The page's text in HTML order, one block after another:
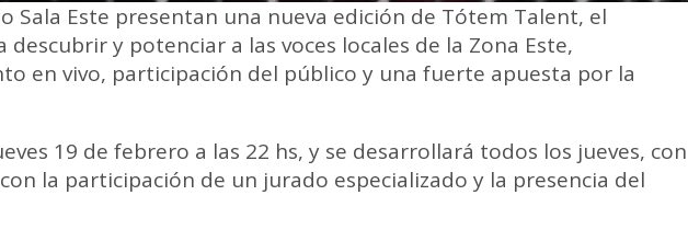
Sala Este presentan una nueva edición de Tótem Talent, el
descubrir y potenciar a las voces locales de la Zona Este,
en vivo, participación del público y una fuerte apuesta por la
19 de febrero a las 22 hs, y se desarrollará todos los jueves, con
la participación de un jurado especializado y la presencia del